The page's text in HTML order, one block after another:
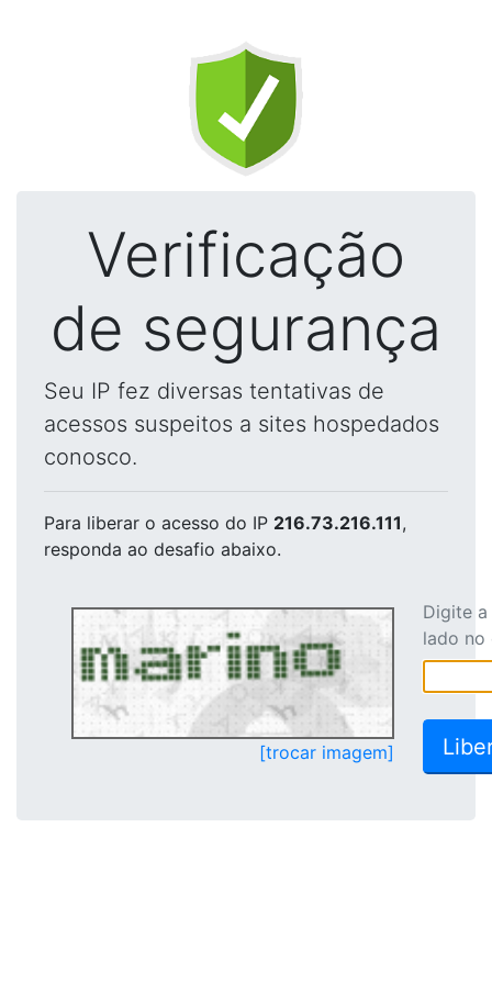
Verificação
de segurança
Seu IP fez diversas tentativas de
acessos suspeitos a sites hospedados
conosco.
Para liberar o acesso do IP 216.73.216.111,
responda ao desafio abaixo.
[trocar imagem]
Digite
lado no